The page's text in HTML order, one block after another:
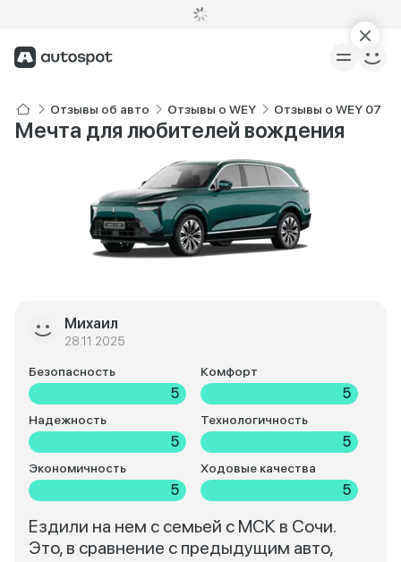
Отзывы об авто Отзывы о WEY Отзывы о WEY 07
Мечта для любителей вождения
Михаил
28.11.2025
Безопасность
5
Комфорт
5
Надежность
5
Технологичность
5
Экономичность
5
Ходовые качества
5
Ездили на нем с семьей с МСК в Сочи.
Это, в сравнение с предыдущим авто,